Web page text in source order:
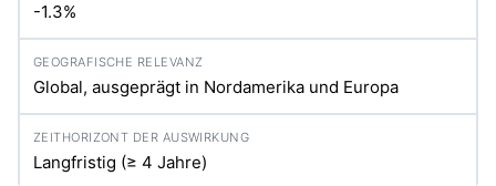
-1.3%
Global, ausgeprägt in Nordamerika und Europa
Langfristig (≥ 4 Jahre)